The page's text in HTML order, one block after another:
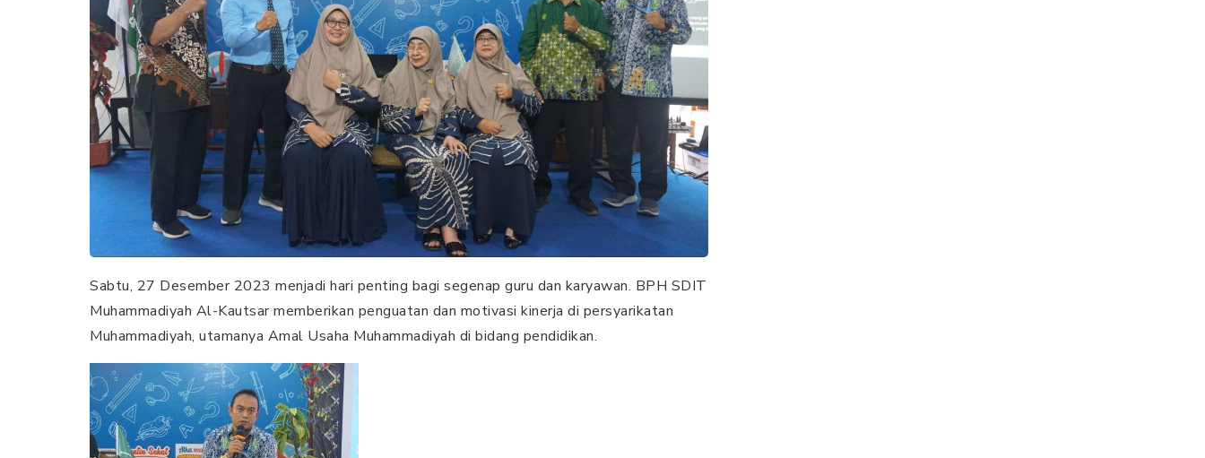
Sabtu, 27 Desember 2023 menjadi hari penting bagi segenap guru dan karyawan. BPH SDIT
Muhammadiyah Al-Kautsar memberikan penguatan dan motivasi kinerja di persyarikatan
Muhammadiyah, utamanya Amal Usaha Muhammadiyah di bidang pendidikan.